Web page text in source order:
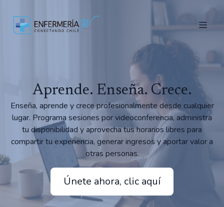
Aprende. Enseña. Crece.
Enseña, aprende y crece profesionalmente desde cualquier
lugar. Programa sesiones por videoconferencia, administra
tu disponibilidad y aprovecha tus horarios libres para
compartir tu experiencia, generar ingresos y aportar valor a
otras personas.
Únete ahora, clic aquí